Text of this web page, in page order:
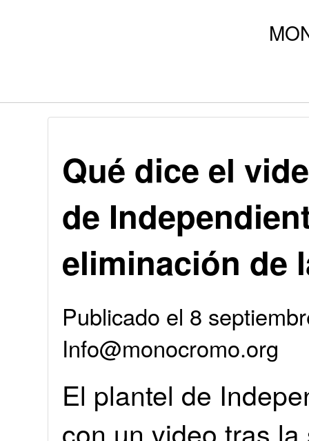
Qué dice el
de
eliminación de
Publicado el 8
Info@monocromo.org
El plantel de
con un video tras